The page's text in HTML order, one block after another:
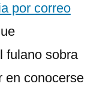
por correo
fulano sobra
en conocerse